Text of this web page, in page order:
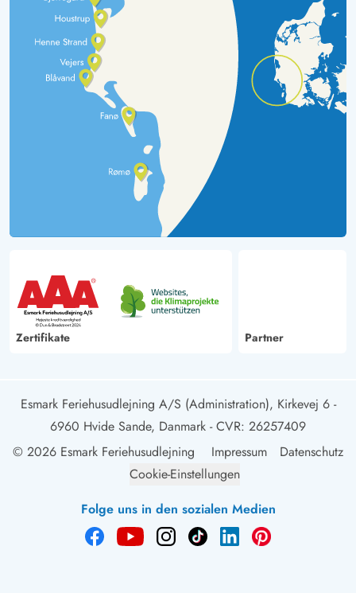
Zertifikate Partner
Esmark Feriehusudlejning A/S (Administration), Kirkevej 6 -
6960 Hvide Sande, Danmark - CVR: 26257409
© 2026 Esmark Feriehusudlejning
Impressum
Datenschutz
Cookie-Einstellungen
Folge uns in den sozialen Medien